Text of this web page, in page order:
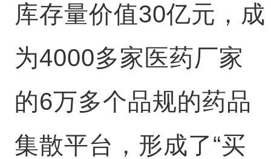
库存量价值30亿元，成
为4000多家医药厂家
的6万多个品规的药品
集散平台，形成了“买